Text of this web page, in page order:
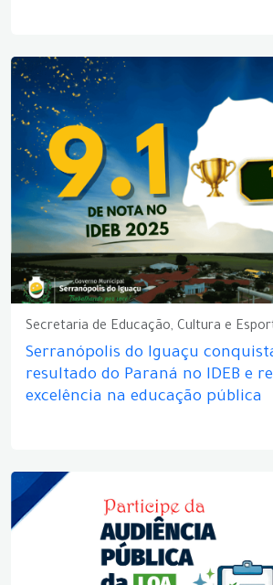
Secretaria de Educação, Cultura e
Serranópolis do Iguaçu
resultado do Paraná no IDEB e
excelência na educação pública